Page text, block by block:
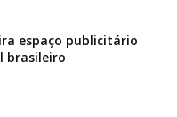
espaço publicitário
brasileiro